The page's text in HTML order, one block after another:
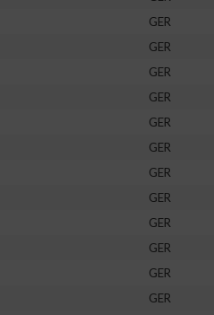
GER
GER
GER
GER
GER
GER
GER
GER
GER
GER
GER
GER